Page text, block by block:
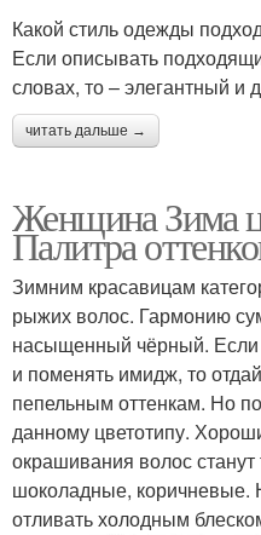
Какой стиль одежды
Если описывать
словах, то – элегантный и
читать дальше →
Женщина Зима
Палитра
Зимним красавицам
рыжих волос. Гармонию
насыщенный чёрный.
и поменять имидж, то
пепельным оттенкам. Но
данному цветотипу.
окрашивания волос
шоколадные, коричневые.
отливать холодным